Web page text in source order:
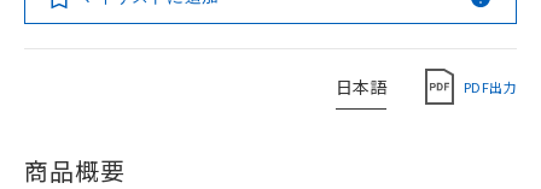
日本語 PDF出力
商品概要